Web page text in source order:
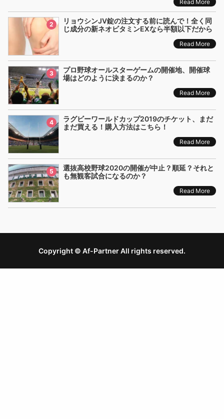
Read More
2
リョウシンJV錠の注文する前に読んで！全く同
じ成分の新ネオビタミンEXなら半額以下だから
Read More
3
プロ野球オールスターゲームの開催地、開催球
場はどのように決まるのか？
Read More
4
ラグビーワールドカップ2019のチケット、まだ
まだ買える！購入方法はこちら！
Read More
5
選抜高校野球2020の開催が中止？順延？それと
も無観客試合になるのか？
Read More
Copyright © Af-Partner All rights reserved.